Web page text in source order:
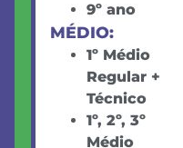
9º ano
MÉDIO:
1º Médio
Regular +
Técnico
1º, 2º, 3º
Médio